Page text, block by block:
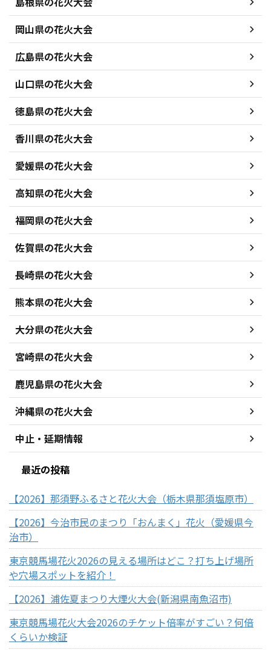
岡山県の花火大会
広島県の花火大会
山口県の花火大会
徳島県の花火大会
香川県の花火大会
愛媛県の花火大会
高知県の花火大会
福岡県の花火大会
佐賀県の花火大会
長崎県の花火大会
熊本県の花火大会
大分県の花火大会
宮崎県の花火大会
鹿児島県の花火大会
沖縄県の花火大会
中止・延期情報
最近の投稿
【2026】那須野ふるさと花火大会（栃木県那須塩原市）
【2026】今治市民のまつり「おんまく」花火（愛媛県今
治市）
東京競馬場花火2026の見える場所はどこ？打ち上げ場所
や穴場スポットを紹介！
【2026】浦佐夏まつり大煙火大会(新潟県南魚沼市)
東京競馬場花火大会2026のチケット倍率がすごい？何倍
くらいか検証